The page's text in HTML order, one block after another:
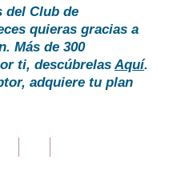
del Club de
quieras gracias a
Más de 300
ti, descúbrelasAquí.
adquiere tu plan